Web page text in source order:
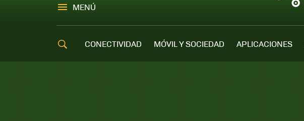
MENÚ
CONECTIVIDAD MÓVIL Y SOCIEDAD APLICACIONES